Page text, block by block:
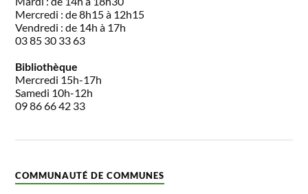
Mercredi : de 8h15 à 12h15
Vendredi : de 14h à 17h
03 85 30 33 63
Bibliothèque
Mercredi 15h-17h
Samedi 10h-12h
09 86 66 42 33
COMMUNAUTÉ DE COMMUNES